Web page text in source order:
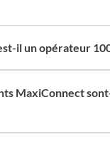
il un opérateur
MaxiConnect